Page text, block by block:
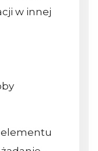
w innej
elementu